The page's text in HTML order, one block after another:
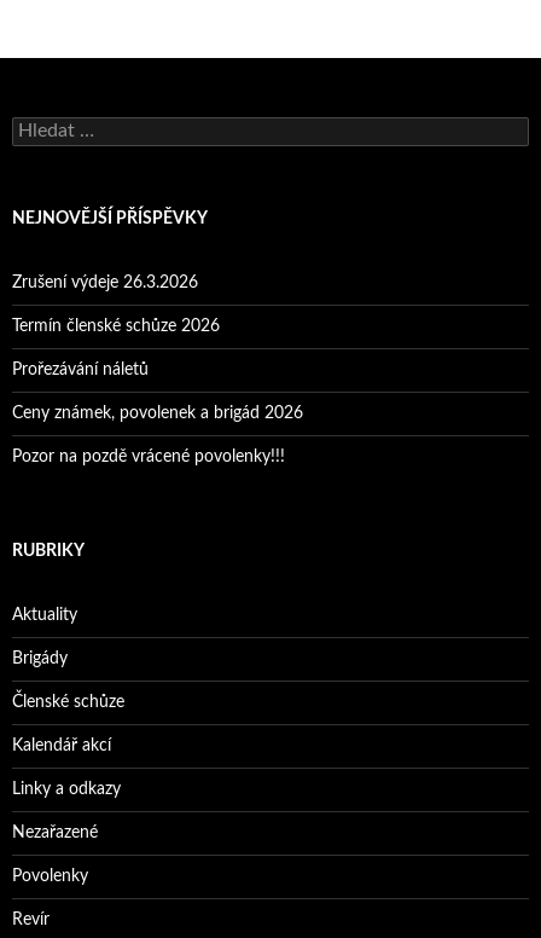
Vyhledávání
NEJNOVĚJŠÍ PŘÍSPĚVKY
Zrušení výdeje 26.3.2026
Termín členské schůze 2026
Prořezávání náletů
Ceny známek, povolenek a brigád 2026
Pozor na pozdě vrácené povolenky!!!
RUBRIKY
Aktuality
Brigády
Členské schůze
Kalendář akcí
Linky a odkazy
Nezařazené
Povolenky
Revír